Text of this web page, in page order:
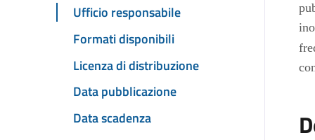
Ufficio responsabile
Formati disponibili
Licenza di distribuzione
Data pubblicazione
Data scadenza